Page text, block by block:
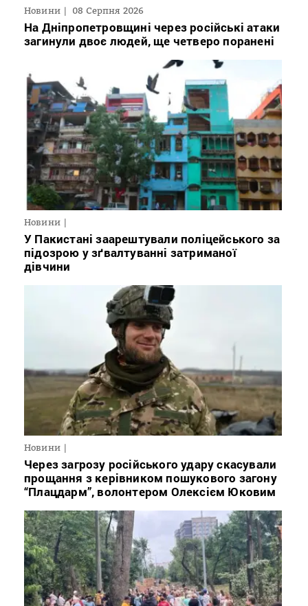
Новини 08 Серпня 2026
На Дніпропетровщині через російські атаки
загинули двоє людей, ще четверо поранені
Новини
У Пакистані заарештували поліцейського за
підозрою у зґвалтуванні затриманої
дівчини
Новини
Через загрозу російського удару скасували
прощання з керівником пошукового загону
“Плацдарм”, волонтером Олексієм Юковим